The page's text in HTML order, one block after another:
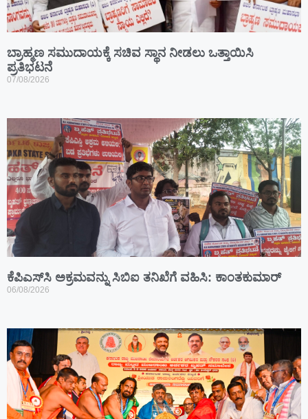
ಬ್ರಾಹ್ಮಣ ಸಮುದಾಯಕ್ಕೆ ಸಚಿವ ಸ್ಥಾನ ನೀಡಲು ಒತ್ತಾಯಿಸಿ
ಪ್ರತಿಭಟನೆ
07/08/2026
ಕೆಪಿಎಸ್‍ಸಿ ಅಕ್ರಮವನ್ನು ಸಿಬಿಐ ತನಿಖೆಗೆ ವಹಿಸಿ: ಕಾಂತಕುಮಾರ್
06/08/2026